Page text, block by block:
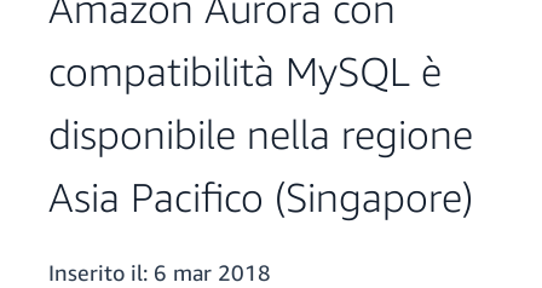
compatibilità MySQL è
disponibile nella regione
Asia Pacifico (Singapore)
Inserito il: 6 mar 2018